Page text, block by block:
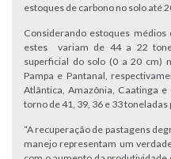
estoques de carbono no solo até
Considerando estoques
estes variam de 44 a 22
superficial do solo (0 a 20 cm)
Pampa e Pantanal,
Atlântica, Amazônia, Caatinga
torno de 41, 39, 36 e 33
“A recuperação de pastagens
manejo representam um